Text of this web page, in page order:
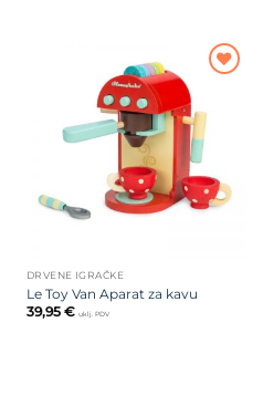
želja
DRVENE IGRAČKE
Le Toy Van Aparat za kavu
39,95 € uklj. PDV